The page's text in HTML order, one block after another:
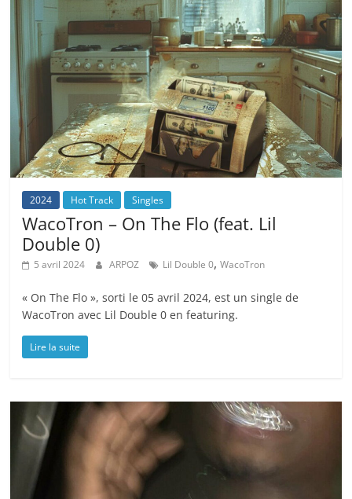
2024 Hot Track Singles
WacoTron – On The Flo (feat. Lil
Double 0)
5 avril 2024 ARPOZ Lil Double 0,WacoTron
« On The Flo », sorti le 05 avril 2024, est un single de
WacoTron avec Lil Double 0 en featuring.
Lire la suite